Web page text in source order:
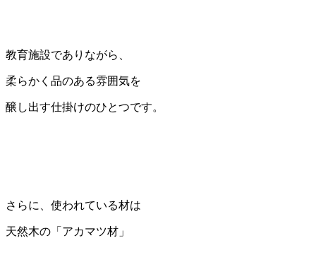
教育施設でありながら、
柔らかく品のある雰囲気を
醸し出す仕掛けのひとつです。
さらに、使われている材は
天然木の「アカマツ材」